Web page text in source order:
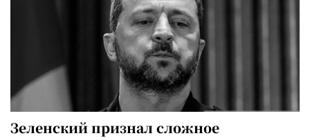
Зеленский признал сложное